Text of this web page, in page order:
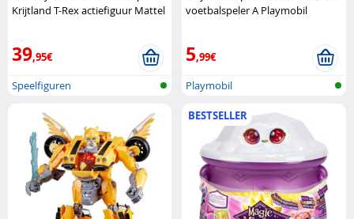
Krijtland T-Rex actiefiguur Mattel
39,95€
Speelfiguren
voetbalspeler A Playmobil
5,99€
Playmobil
BESTSELLER